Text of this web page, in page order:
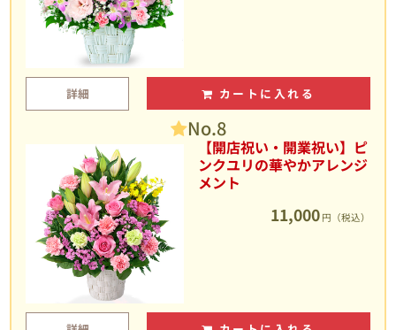
詳細 カートに入れる
No.8
【開店祝い・開業祝い】ピ
ンクユリの華やかアレンジ
メント
11,000 円（税込）